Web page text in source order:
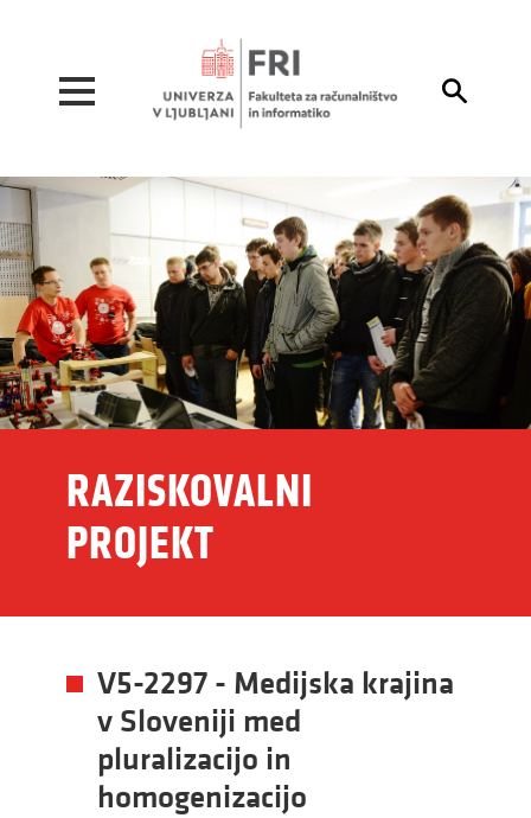

RAZISKOVALNI
PROJEKT
V5-2297 - Medijska krajina
v Sloveniji med
pluralizacijo in
homogenizacijo